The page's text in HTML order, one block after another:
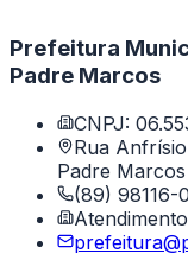
Prefeitura
Padre Marcos
CNPJ:
Rua
Padre
(89) 98116-